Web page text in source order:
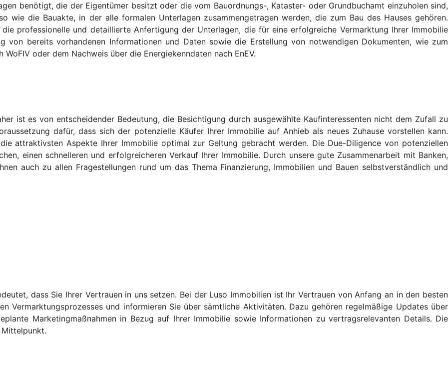
benötigt, die der Eigentümer besitzt oder die vom Bauordnungs-, Kataster- oder Grundbuchamt einzuholen sind,
wie die Bauakte, in der alle formalen Unterlagen zusammengetragen werden, die zum Bau des Hauses gehören.
professionelle und detaillierte Anfertigung der Unterlagen, die für eine erfolgreiche Vermarktung Ihrer Immobilie
von bereits vorhandenen Informationen und Daten sowie die Erstellung von notwendigen Dokumenten, wie zum
oder dem Nachweis über die Energiekenndaten nach EnEV.
ist es von entscheidender Bedeutung, die Besichtigung durch ausgewählte Kaufinteressenten nicht dem Zufall zu
dafür, dass sich der potenzielle Käufer Ihrer Immobilie auf Anhieb als neues Zuhause vorstellen kann.
attraktivsten Aspekte Ihrer Immobilie optimal zur Geltung gebracht werden. Die Due-Diligence von potenziellen
einen schnelleren und erfolgreicheren Verkauf Ihrer Immobilie. Durch unsere gute Zusammenarbeit mit Banken,
auch zu allen Fragestellungen rund um das Thema Finanzierung, Immobilien und Bauen selbstverständlich und
dass Sie Ihrer Vertrauen in uns setzen. Bei der Luso Immobilien ist Ihr Vertrauen von Anfang an in den besten
Vermarktungsprozesses und informieren Sie über sämtliche Aktivitäten. Dazu gehören regelmäßige Updates über
Marketingmaßnahmen in Bezug auf Ihrer Immobilie sowie Informationen zu vertragsrelevanten Details. Die